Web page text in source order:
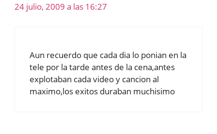
24 julio, 2009 a las 16:27
Aun recuerdo que cada dia lo ponian en la
tele por la tarde antes de la cena,antes
explotaban cada video y cancion al
maximo,los exitos duraban muchisimo